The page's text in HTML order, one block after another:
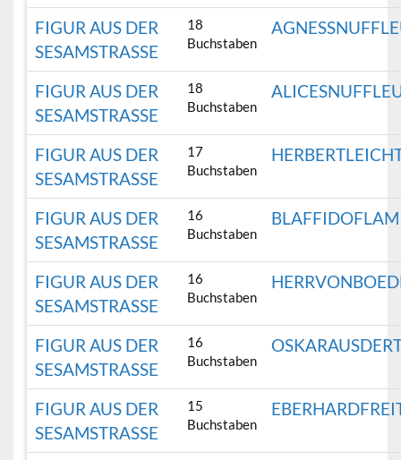
FIGUR AUS DER
SESAMSTRASSE
18
Buchstaben
FIGUR AUS DER
SESAMSTRASSE
18
Buchstaben
FIGUR AUS DER
SESAMSTRASSE
17
Buchstaben
FIGUR AUS DER
SESAMSTRASSE
16
Buchstaben
FIGUR AUS DER
SESAMSTRASSE
16
Buchstaben
FIGUR AUS DER
SESAMSTRASSE
16
Buchstaben
FIGUR AUS DER
SESAMSTRASSE
15
Buchstaben